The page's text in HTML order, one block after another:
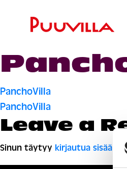
selaus
PanchoVilla
PanchoVilla
Leave a
Sinun täytyy kirjautua sisään